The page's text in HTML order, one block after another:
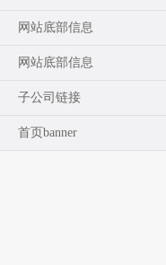
网站底部信息
网站底部信息
子公司链接
首页banner